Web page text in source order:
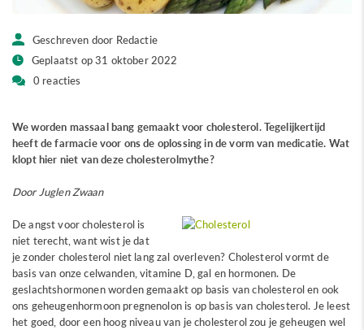
Geschreven door Redactie
Geplaatst op 31 oktober 2022
0 reacties
We worden massaal bang gemaakt voor cholesterol. Tegelijkertijd
heeft de farmacie voor ons de oplossing in de vorm van medicatie. Wat
klopt hier niet van deze cholesterolmythe?
Door Juglen Zwaan
De angst voor cholesterol is
niet terecht, want wist je dat
je zonder cholesterol niet lang zal overleven? Cholesterol vormt de
basis van onze celwanden, vitamine D, gal en hormonen. De
geslachtshormonen worden gemaakt op basis van cholesterol en ook
ons geheugenhormoon pregnenolon is op basis van cholesterol. Je leest
het goed, door een hoog niveau van je cholesterol zou je geheugen wel